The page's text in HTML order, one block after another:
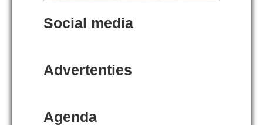
Social media
Advertenties
Agenda